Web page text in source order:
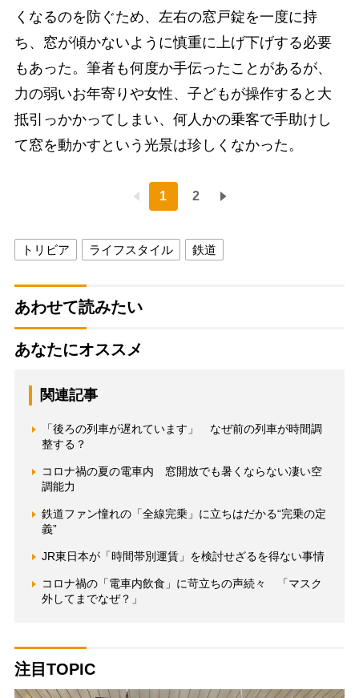
くなるのを防ぐため、左右の窓戸錠を一度に持
ち、窓が傾かないように慎重に上げ下げする必要
もあった。筆者も何度か手伝ったことがあるが、
力の弱いお年寄りや女性、子どもが操作すると大
抵引っかかってしまい、何人かの乗客で手助けし
て窓を動かすという光景は珍しくなかった。
1 2
トリビア ライフスタイル 鉄道
あわせて読みたい
あなたにオススメ
関連記事
「後ろの列車が遅れています」 なぜ前の列車が時間調
整する？
コロナ禍の夏の電車内 窓開放でも暑くならない凄い空
調能力
鉄道ファン憧れの「全線完乗」に立ちはだかる“完乗の定
義”
JR東日本が「時間帯別運賃」を検討せざるを得ない事情
コロナ禍の「電車内飲食」に苛立ちの声続々 「マスク
外してまでなぜ？」
注目TOPIC